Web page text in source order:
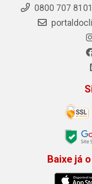
0800 707
Baixe já